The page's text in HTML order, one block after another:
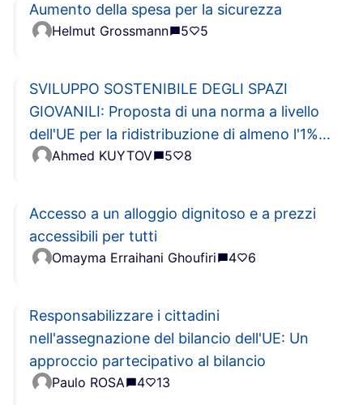
Aumento della spesa per la sicurezza
Helmut Grossmann 5 5
SVILUPPO SOSTENIBILE DEGLI SPAZI
GIOVANILI: Proposta di una norma a livello
dell'UE per la ridistribuzione di almeno l'1%
dell'imposta sul reddito alle ONG
Ahmed KUYTOV 5 8
Accesso a un alloggio dignitoso e a prezzi
accessibili per tutti
Omayma Erraihani Ghoufiri 4 6
Responsabilizzare i cittadini
nell'assegnazione del bilancio dell'UE: Un
approccio partecipativo al bilancio
Paulo ROSA 4 13